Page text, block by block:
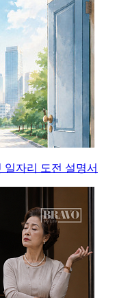
일자리 도전 설명서